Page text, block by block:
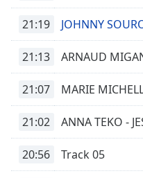
Color
Opacity
Background
Color
21:19 JOHNNY
21:13 ARNAUD
21:07 MARIE
21:02 ANNA TEKO -
20:56 Track 05